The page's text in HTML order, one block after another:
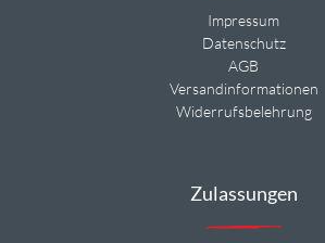
Impressum
Datenschutz
AGB
Versandinformationen
Widerrufsbelehrung
Zulassungen